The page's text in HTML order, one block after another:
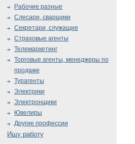
Рабочие разные
Слесари, сварщики
Секретари, служащие
Страховые агенты
Телемаркетинг
Торговые агенты, менеджеры по
продаже
Турагенты
Электрики
Электронщики
Ювелиры
Другие профессии
Ищу работу